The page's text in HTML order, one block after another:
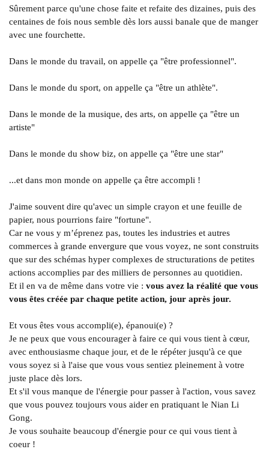
Sûrement parce qu'une chose faite et refaite des dizaines, puis des
centaines de fois nous semble dès lors aussi banale que de manger
avec une fourchette.
Dans le monde du travail, on appelle ça "être professionnel".
Dans le monde du sport, on appelle ça "être un athlète".
Dans le monde de la musique, des arts, on appelle ça "être un
artiste"
Dans le monde du show biz, on appelle ça "être une star"
...et dans mon monde on appelle ça être accompli !
J'aime souvent dire qu'avec un simple crayon et une feuille de
papier, nous pourrions faire "fortune".
Car ne vous y m’éprenez pas, toutes les industries et autres
commerces à grande envergure que vous voyez, ne sont construits
que sur des schémas hyper complexes de structurations de petites
actions accomplies par des milliers de personnes au quotidien.
Et il en va de même dans votre vie : vous avez la réalité que vous
vous êtes créée par chaque petite action, jour après jour.
Et vous êtes vous accompli(e), épanoui(e) ?
Je ne peux que vous encourager à faire ce qui vous tient à cœur,
avec enthousiasme chaque jour, et de le répéter jusqu'à ce que
vous soyez si à l'aise que vous vous sentiez pleinement à votre
juste place dès lors.
Et s'il vous manque de l'énergie pour passer à l'action, vous savez
que vous pouvez toujours vous aider en pratiquant le Nian Li
Gong.
Je vous souhaite beaucoup d'énergie pour ce qui vous tient à
coeur !